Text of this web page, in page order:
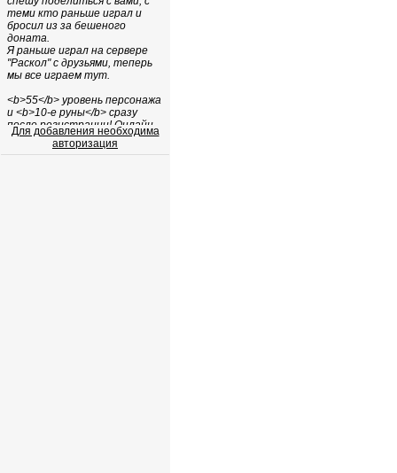
Для добавления необходима
авторизация